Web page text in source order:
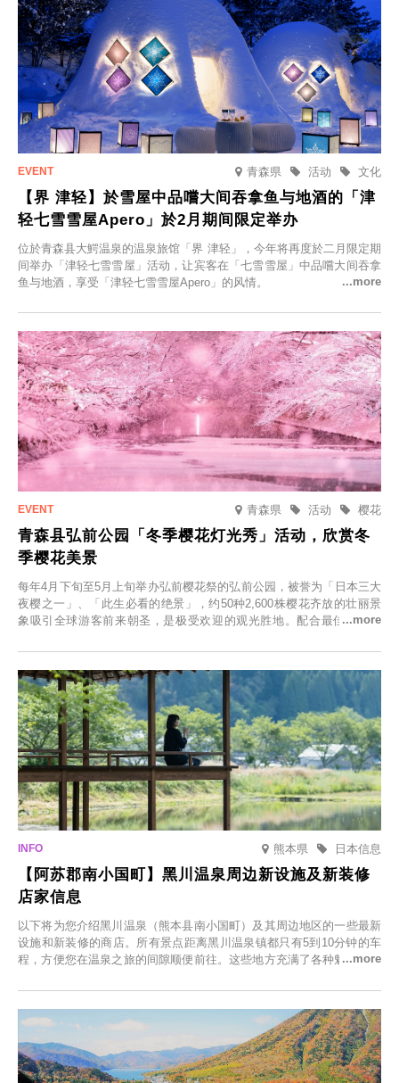
青森県 文化
活动
【界 津轻】於雪屋中品嚐大间吞拿鱼与地酒的「津
轻七雪雪屋Apero」於2月期间限定举办
位於青森县大鰐温泉的温泉旅馆「界 津轻」，今年将再度於二月限定期
间举办「津轻七雪雪屋」活动，让宾客在「七雪雪屋」中品嚐大间吞拿
鱼与地酒，享受「津轻七雪雪屋Apero」的风情。
青森県 樱花
活动
青森县弘前公园「冬季樱花灯光秀」活动，欣赏冬
季樱花美景
每年4月下旬至5月上旬举办弘前樱花祭的弘前公园，被誉为「日本三大
夜樱之一」、「此生必看的绝景」，约50种2,600株樱花齐放的壮丽景
象吸引全球游客前来朝圣，是极受欢迎的观光胜地。配合最佳观雪时
「冬季樱花灯光秀」。
熊本県 日本信息
【阿苏郡南小国町】黑川温泉周边新设施及新装修
店家信息
以下将为您介绍黑川温泉（熊本县南小国町）及其周边地区的一些最新
设施和新装修的商店。所有景点距离黑川温泉镇都只有5到10分钟的车
程，方便您在温泉之旅的间隙顺便前往。这些地方充满了各种魅力，包
食材的餐厅。让您体验黑川温泉的全新乐趣。